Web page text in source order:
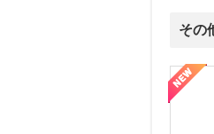
その
創業40余年の割烹料亭千